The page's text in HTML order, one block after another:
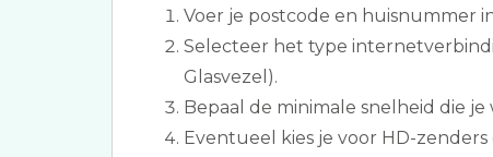
Voer je postcode en huisnummer
Selecteer het type
Glasvezel).
Bepaal de minimale snelheid die je
Eventueel kies je voor HD-